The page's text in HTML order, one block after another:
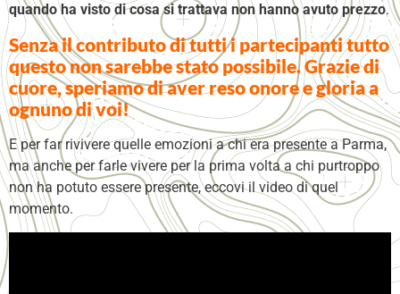
quando ha visto di cosa si trattava non hanno avuto prezzo.
Senza il contributo di tutti i partecipanti tutto
questo non sarebbe stato possibile. Grazie di
cuore, speriamo di aver reso onore e gloria a
ognuno di voi!
E per far rivivere quelle emozioni a chi era presente a Parma,
ma anche per farle vivere per la prima volta a chi purtroppo
non ha potuto essere presente, eccovi il video di quel
momento.